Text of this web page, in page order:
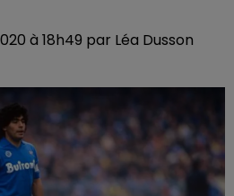
à 18h49 par Léa Dusson